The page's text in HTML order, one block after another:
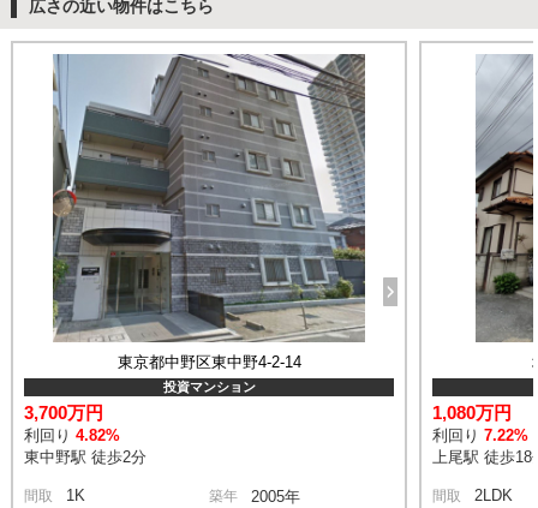
広さの近い物件はこちら
東京都中野区東中野4-2-14
投資マンション
3,700万円
利回り4.82%
東中野駅 徒歩2分
間取 1K 築年 2005年
1,080万円
利回り 7.22%
上尾駅 徒歩18
間取 2LDK